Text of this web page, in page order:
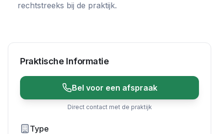
rechtstreeks bij de praktijk.
Praktische Informatie
Bel voor een afspraak
Direct contact met de praktijk
Type